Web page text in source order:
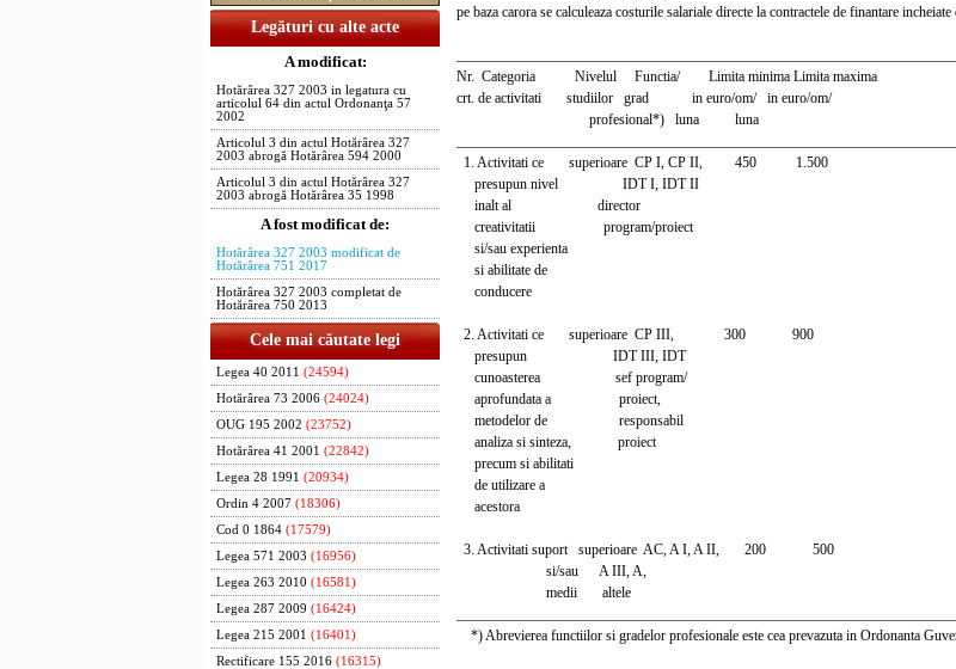
Legături cu alte acte
A modificat:
Hotărârea 327 2003 in legatura cu
articolul 64 din actul Ordonanţa 57
2002
Articolul 3 din actul Hotărârea 327
2003 abrogă Hotărârea 594 2000
Articolul 3 din actul Hotărârea 327
2003 abrogă Hotărârea 35 1998
A fost modificat de:
Hotărârea 327 2003 modificat de
Hotărârea 751 2017
Hotărârea 327 2003 completat de
Hotărârea 750 2013
Cele mai căutate legi
Legea 40 2011 (24594)
Hotărârea 73 2006 (24024)
OUG 195 2002 (23752)
Hotărârea 41 2001 (22842)
Legea 28 1991 (20934)
Ordin 4 2007 (18306)
Cod 0 1864 (17579)
Legea 571 2003 (16956)
Legea 263 2010 (16581)
Legea 287 2009 (16424)
Legea 215 2001 (16401)
Rectificare 155 2016 (16315)
pe baza carora se calculeaza costurile salariale directe la contractele de finantare
Nr. Categoria Nivelul Functia/ Limita minima Limita maxima
crt. de activitati studiilor grad in euro/om/ in euro/om/
profesional*) luna luna
1. Activitati ce superioare CP I, CP II, 450 1.500
presupun nivel IDT I, IDT II
inalt al director
creativitatii program/proiect
si/sau experienta
si abilitate de
conducere
2. Activitati ce superioare CP III, 300 900
presupun IDT III, IDT
cunoasterea sef program/
aprofundata a proiect,
metodelor de responsabil
analiza si sinteza, proiect
precum si abilitati
de utilizare a
acestora
3. Activitati suport superioare AC, A I, A II, 200 500
si/sau A III, A,
medii altele
*) Abrevierea functiilor si gradelor profesionale este cea prevazuta in Ordonanta